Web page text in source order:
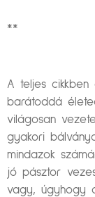
**
A teljes
barátoddá
világosan
gyakori
mindazok
jó pásztor
vagy, úgyhogy